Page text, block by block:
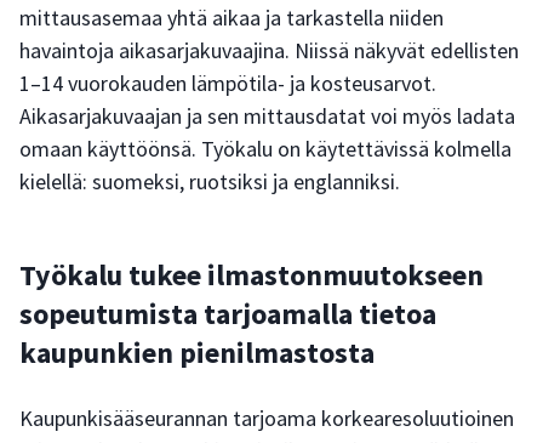
mittausasemaa yhtä aikaa ja tarkastella niiden
havaintoja aikasarjakuvaajina. Niissä näkyvät edellisten
1–14 vuorokauden lämpötila- ja kosteusarvot.
Aikasarjakuvaajan ja sen mittausdatat voi myös ladata
omaan käyttöönsä. Työkalu on käytettävissä kolmella
kielellä: suomeksi, ruotsiksi ja englanniksi.
Työkalu tukee ilmastonmuutokseen
sopeutumista tarjoamalla tietoa
kaupunkien pienilmastosta
Kaupunkisääseurannan tarjoama korkearesoluutioinen